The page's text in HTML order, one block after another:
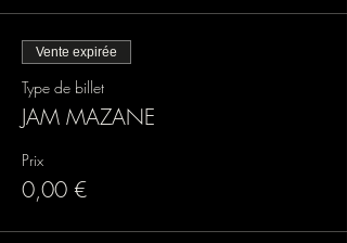
Vente expirée
Type de billet
JAM MAZANE
Prix
0,00 €